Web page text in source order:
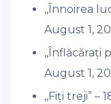
,,Înnoirea
August 1,
,,Înflăcărați
August 1,
,,Fiți treji” –